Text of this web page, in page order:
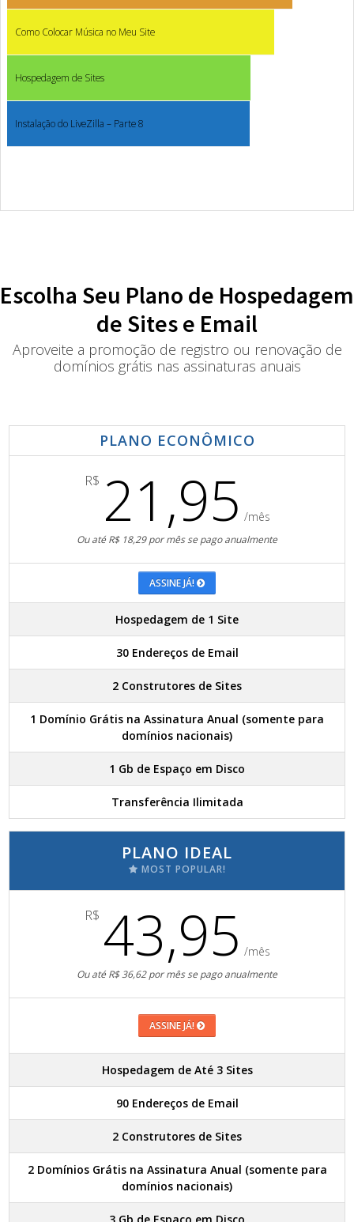
Como Colocar Música no Meu Site
Hospedagem de Sites
Instalação do LiveZilla – Parte 8
Escolha Seu Plano de Hospedagem
de Sites e Email
Aproveite a promoção de registro ou renovação de
domínios grátis nas assinaturas anuais
PLANO ECONÔMICO
R$ 21,95 /mês
Ou até R$ 18,29 por mês se pago anualmente
ASSINE JÁ!
Hospedagem de 1 Site
30 Endereços de Email
2 Construtores de Sites
1 Domínio Grátis na Assinatura Anual (somente para
domínios nacionais)
1 Gb de Espaço em Disco
Transferência Ilimitada
PLANO IDEAL
MOST POPULAR!
R$ 43,95 /mês
Ou até R$ 36,62 por mês se pago anualmente
ASSINE JÁ!
Hospedagem de Até 3 Sites
90 Endereços de Email
2 Construtores de Sites
2 Domínios Grátis na Assinatura Anual (somente para
domínios nacionais)
3 Gb de Espaço em Disco